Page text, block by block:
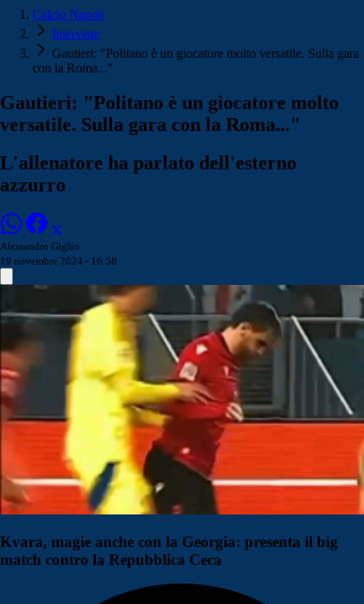
Calcio Napoli
Interviste
Gautieri: "Politano è un giocatore molto versatile. Sulla gara
con la Roma..."
Gautieri: "Politano è un giocatore molto
versatile. Sulla gara con la Roma..."
L'allenatore ha parlato dell'esterno
azzurro
Alessandro Giglio
19 novembre 2024 - 16:58
Kvara, magie anche con la Georgia: presenta il big
match contro la Repubblica Ceca